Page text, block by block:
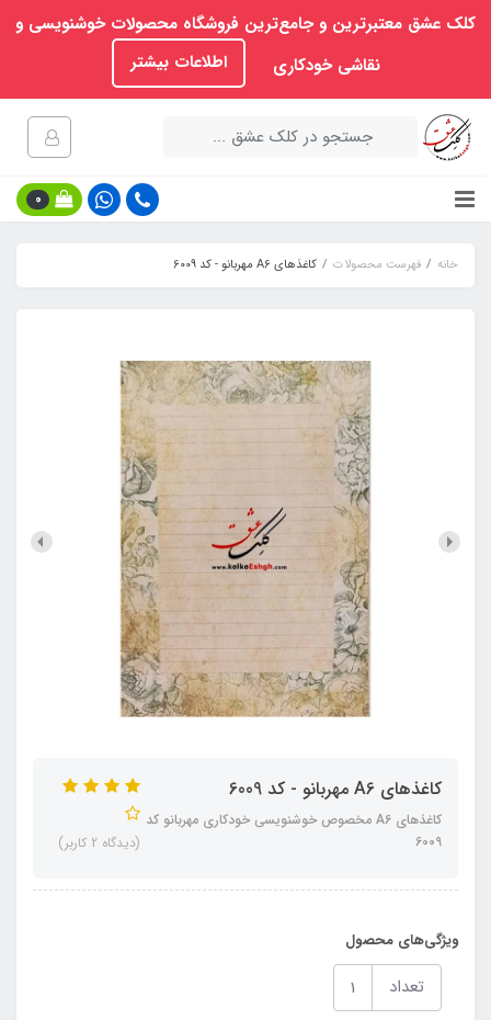
کلک عشق معتبرترین و جامع‌ترین فروشگاه محصولات خوشنویسی و
نقاشی خودکاری
اطلاعات بیشتر
0
خانه فهرست محصولات کاغذهای A6 مهربانو - کد 6009
کاغذهای A6 مهربانو - کد 6009
کاغذهای A6 مخصوص خوشنویسی خودکاری مهربانو کد
6009
(دیدگاه 2 کاربر)
ویژگی‌های محصول
تعداد